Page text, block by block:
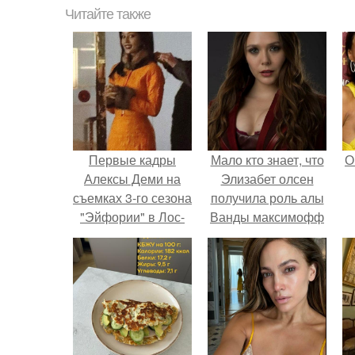
Читайте также
Первые кадры
Алексы Деми на
съемках 3-го сезона
"Эйфории" в Лос-
анджелесе.
Мало кто знает, что
Элизабет олсен
получила роль алы
Ванды максимофф
не сразу.